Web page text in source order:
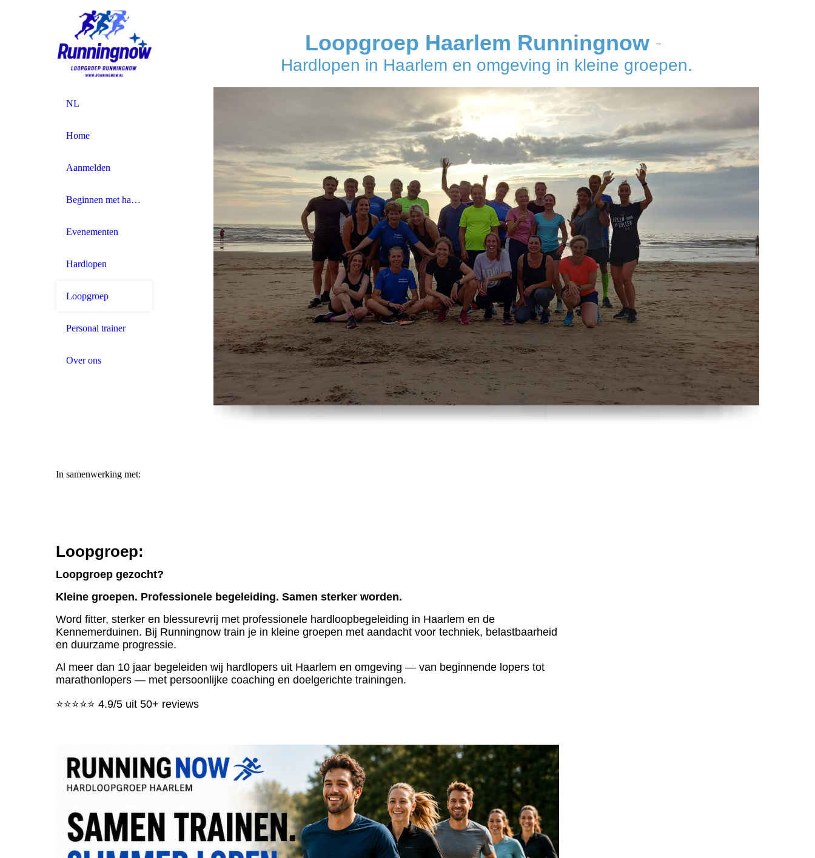
Loopgroep Haarlem Runningnow –
Hardlopen in Haarlem en omgeving in kleine groepen.
NL
Home
Aanmelden
Beginnen met hardlopen
Evenementen
Hardlopen
Loopgroep
Personal trainer
Over ons
In samenwerking met:
Loopgroep:
Loopgroep gezocht?
Kleine groepen. Professionele begeleiding. Samen sterker worden.
Word fitter, sterker en blessurevrij met professionele hardloopbegeleiding in Haarlem en de
Kennemerduinen. Bij Runningnow train je in kleine groepen met aandacht voor techniek, belastbaarheid
en duurzame progressie.
Al meer dan 10 jaar begeleiden wij hardlopers uit Haarlem en omgeving — van beginnende lopers tot
marathonlopers — met persoonlijke coaching en doelgerichte trainingen.
⭐⭐⭐⭐⭐ 4.9/5 uit 50+ reviews